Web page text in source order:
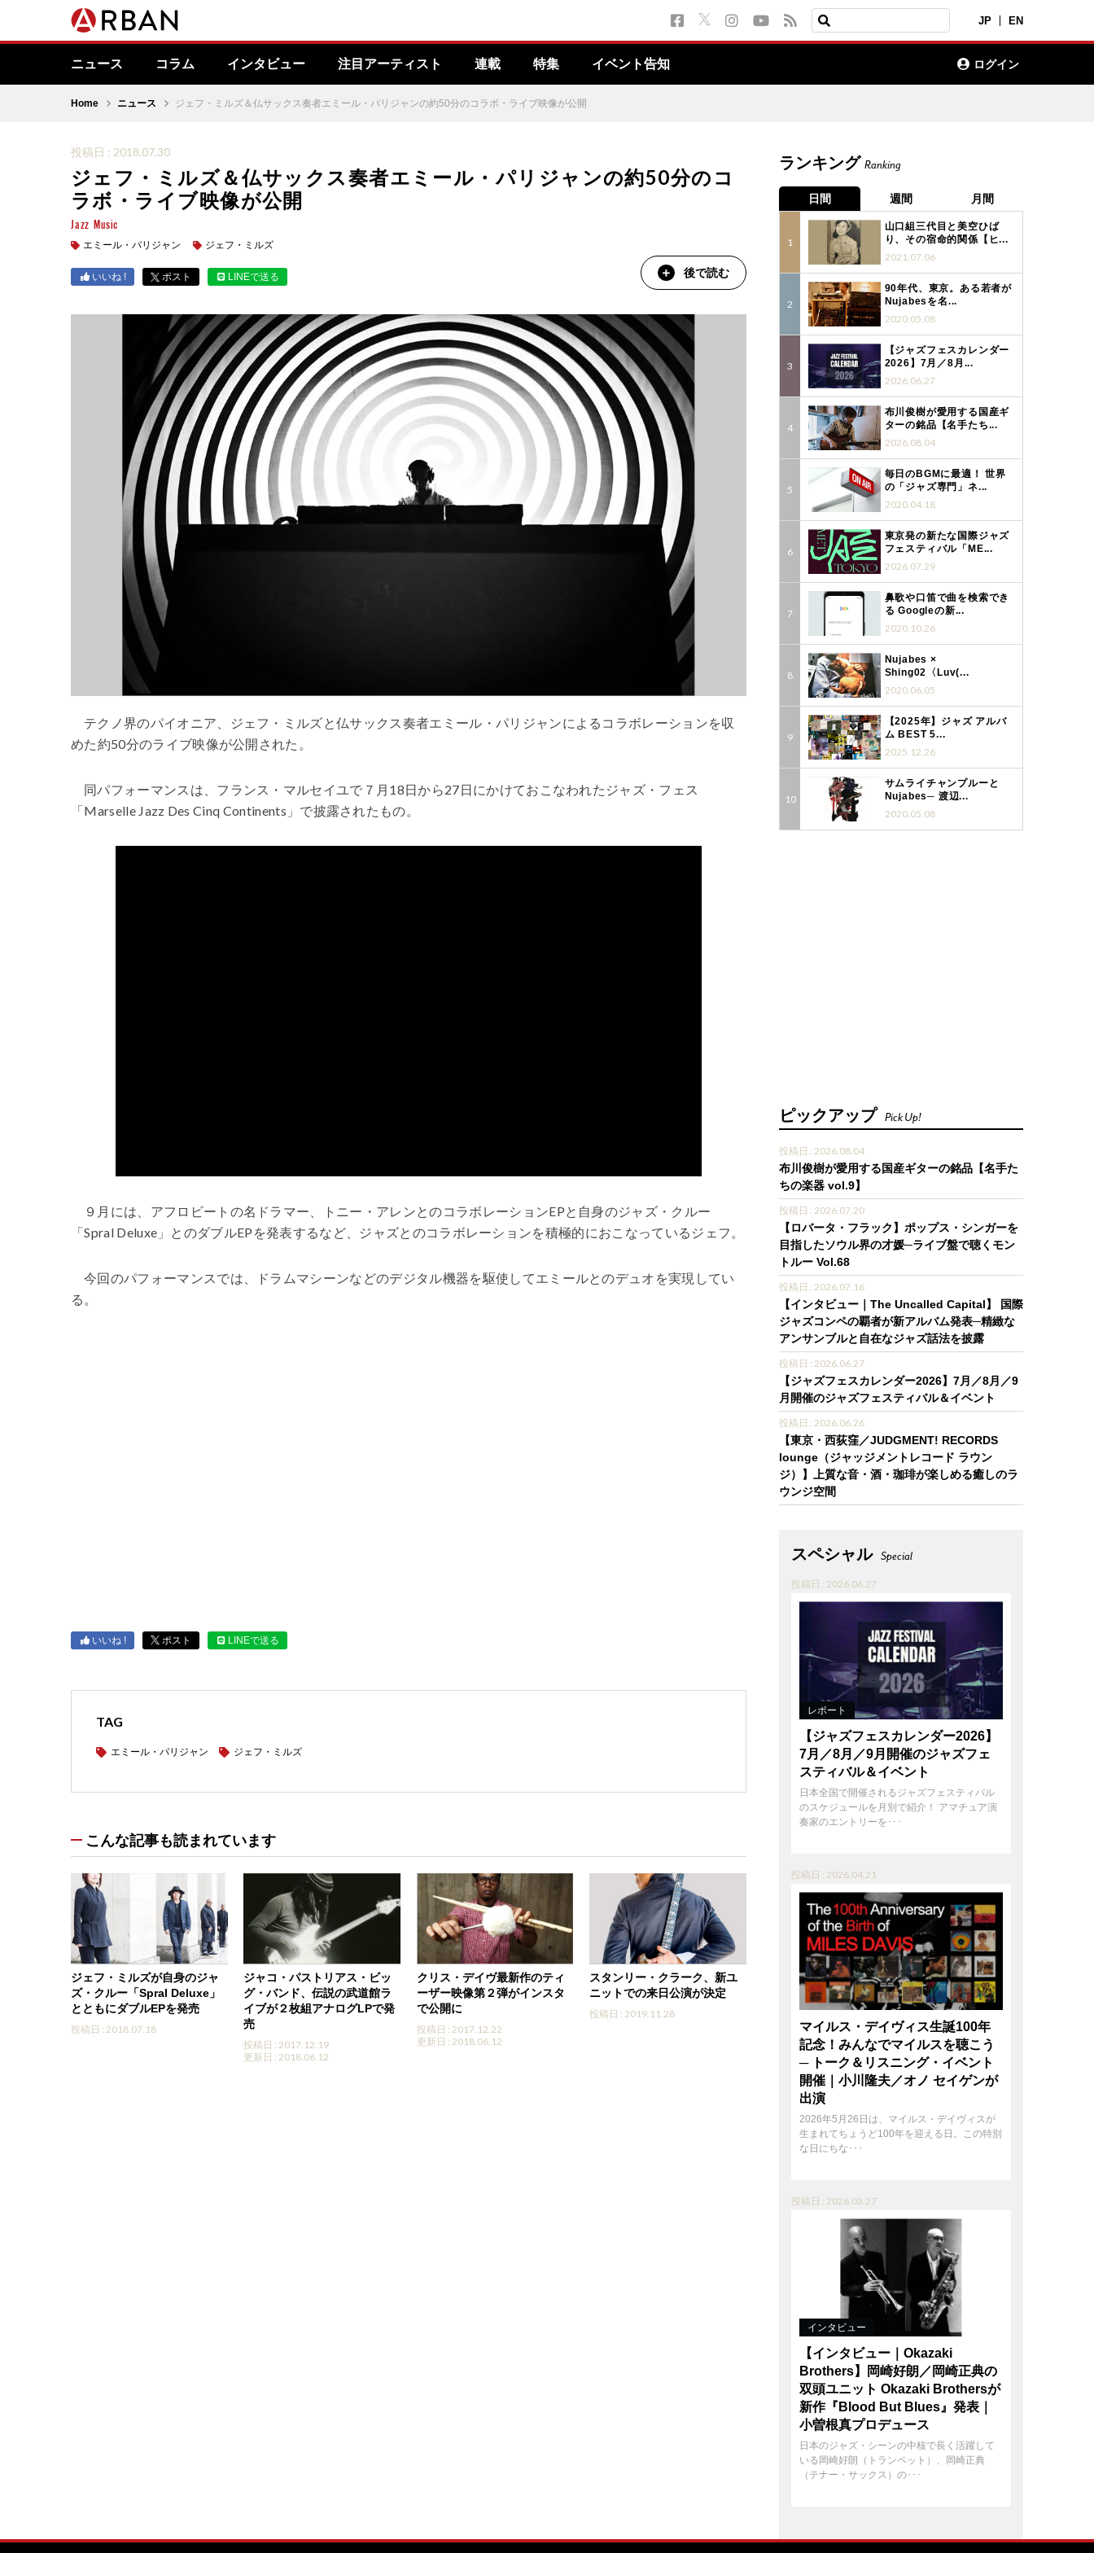
JP EN
ニュース コラム インタビュー 注目アーティスト 連載 特集 イベント告知 ログイン
Home ニュース ジェフ・ミルズ＆仏サックス奏者エミール・パリジャンの約50分のコラボ・ライブ映像が公開
投稿日 : 2018.07.30
ジェフ・ミルズ＆仏サックス奏者エミール・パリジャンの約50分のコ
ラボ・ライブ映像が公開
Jazz Music
エミール・パリジャン ジェフ・ミルズ
いいね ! ポスト LINEで送る 後で読む
テクノ界のパイオニア、ジェフ・ミルズと仏サックス奏者エミール・パリジャンによるコラボレーションを収
めた約50分のライブ映像が公開された。
同パフォーマンスは、フランス・マルセイユで７月18日から27日にかけておこなわれたジャズ・フェス
「Marselle Jazz Des Cinq Continents」で披露されたもの。
９月には、アフロビートの名ドラマー、トニー・アレンとのコラボレーションEPと自身のジャズ・クルー
「Spral Deluxe」とのダブルEPを発表するなど、ジャズとのコラボレーションを積極的におこなっているジェフ。
今回のパフォーマンスでは、ドラムマシーンなどのデジタル機器を駆使してエミールとのデュオを実現してい
る。
いいね ! ポスト LINEで送る
TAG
エミール・パリジャン ジェフ・ミルズ
こんな記事も読まれています
ジェフ・ミルズが自身のジャ
ズ・クルー「Spral Deluxe」
とともにダブルEPを発売
投稿日 : 2018.07.18
ジャコ・パストリアス・ビッ
グ・バンド、伝説の武道館ラ
イブが２枚組アナログLPで発
売
投稿日 : 2017.12.19
更新日 : 2018.06.12
クリス・デイヴ最新作のティ
ーザー映像第２弾がインスタ
で公開に
投稿日 : 2017.12.22
更新日 : 2018.06.12
スタンリー・クラーク、新ユ
ニットでの来日公演が決定
投稿日 : 2019.11.28
ランキング Ranking
日間 週間 月間
山口組三代目と美空ひば
り、その宿命的関係【ヒ...
2021.07.06
90年代、東京。ある若者が
Nujabesを名...
2020.05.08
【ジャズフェスカレンダー
2026】7月／8月...
2026.06.27
布川俊樹が愛用する国産ギ
ターの銘品【名手たち...
2026.08.04
毎日のBGMに最適！ 世界
の「ジャズ専門」ネ...
2020.04.18
東京発の新たな国際ジャズ
フェスティバル「ME...
2026.07.29
鼻歌や口笛で曲を検索でき
る Googleの新...
2020.10.26
Nujabes ×
Shing02〈Luv(...
2020.06.05
【2025年】ジャズ アルバ
ム BEST 5...
2025.12.26
サムライチャンプルーと
Nujabes─ 渡辺...
2020.05.08
ピックアップ Pick Up!
投稿日 : 2026.08.04
布川俊樹が愛用する国産ギターの銘品【名手た
ちの楽器 vol.9】
投稿日 : 2026.07.20
【ロバータ・フラック】ポップス・シンガーを
目指したソウル界の才媛─ライブ盤で聴くモン
トルー Vol.68
投稿日 : 2026.07.16
【インタビュー｜The Uncalled Capital】 国際
ジャズコンペの覇者が新アルバム発表─精緻な
アンサンブルと自在なジャズ話法を披露
投稿日 : 2026.06.27
【ジャズフェスカレンダー2026】7月／8月／9
月開催のジャズフェスティバル＆イベント
投稿日 : 2026.06.26
【東京・西荻窪／JUDGMENT! RECORDS
lounge（ジャッジメントレコード ラウン
ジ）】上質な音・酒・珈琲が楽しめる癒しのラ
ウンジ空間
スペシャル Special
投稿日 : 2026.06.27
レポート
【ジャズフェスカレンダー2026】
7月／8月／9月開催のジャズフェ
スティバル＆イベント
日本全国で開催されるジャズフェスティバル
のスケジュールを月別で紹介！ アマチュア演
奏家のエントリーを･･･
投稿日 : 2026.04.21
マイルス・デイヴィス生誕100年
記念！みんなでマイルスを聴こう
─ トーク＆リスニング・イベント
開催｜小川隆夫／オノ セイゲンが
出演
2026年5月26日は、マイルス・デイヴィスが
生まれてちょうど100年を迎える日。この特別
な日にちな･･･
投稿日 : 2026.03.27
インタビュー
【インタビュー｜Okazaki
Brothers】岡崎好朗／岡崎正典の
双頭ユニット Okazaki Brothersが
新作『Blood But Blues』発表｜
小曽根真プロデュース
日本のジャズ・シーンの中核で長く活躍して
いる岡崎好朗（トランペット）、岡崎正典
（テナー・サックス）の･･･